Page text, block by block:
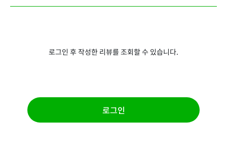
로그인 후 작성한 리뷰를 조회할 수 있습니다.
로그인